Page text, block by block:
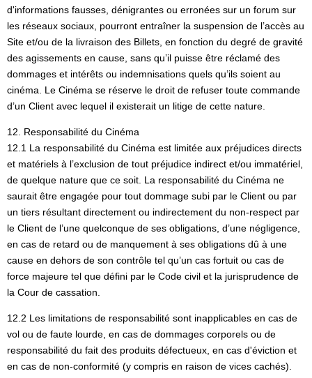
d'informations fausses, dénigrantes ou erronées sur un forum sur
les réseaux sociaux, pourront entraîner la suspension de l’accès au
Site et/ou de la livraison des Billets, en fonction du degré de gravité
des agissements en cause, sans qu’il puisse être réclamé des
dommages et intérêts ou indemnisations quels qu’ils soient au
cinéma. Le Cinéma se réserve le droit de refuser toute commande
d’un Client avec lequel il existerait un litige de cette nature.
12. Responsabilité du Cinéma
12.1 La responsabilité du Cinéma est limitée aux préjudices directs
et matériels à l’exclusion de tout préjudice indirect et/ou immatériel,
de quelque nature que ce soit. La responsabilité du Cinéma ne
saurait être engagée pour tout dommage subi par le Client ou par
un tiers résultant directement ou indirectement du non-respect par
le Client de l’une quelconque de ses obligations, d’une négligence,
en cas de retard ou de manquement à ses obligations dû à une
cause en dehors de son contrôle tel qu’un cas fortuit ou cas de
force majeure tel que défini par le Code civil et la jurisprudence de
la Cour de cassation.
12.2 Les limitations de responsabilité sont inapplicables en cas de
vol ou de faute lourde, en cas de dommages corporels ou de
responsabilité du fait des produits défectueux, en cas d'éviction et
en cas de non-conformité (y compris en raison de vices cachés).